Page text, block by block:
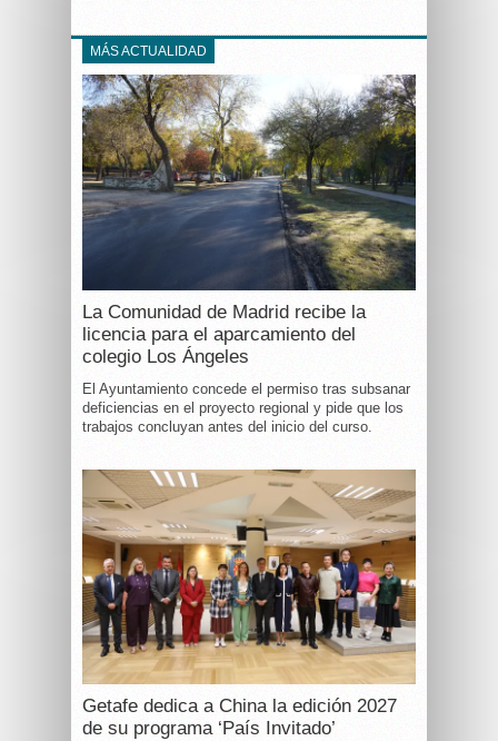
MÁS ACTUALIDAD
La Comunidad de Madrid recibe la
licencia para el aparcamiento del
colegio Los Ángeles
El Ayuntamiento concede el permiso tras subsanar
deficiencias en el proyecto regional y pide que los
trabajos concluyan antes del inicio del curso.
Getafe dedica a China la edición 2027
de su programa ‘País Invitado’